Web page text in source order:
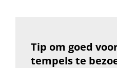
Tip om goed
tempels te